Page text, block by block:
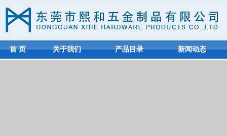
首 页 关于我们 产品目录 新闻动态